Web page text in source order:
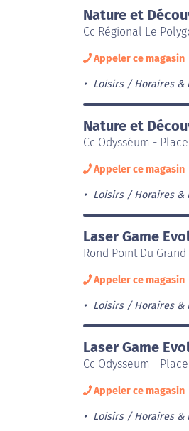
Nature et
Cc Régional Le
Appeler ce magasin
Loisirs Horaires &
Nature et
Cc Odysséum -
Appeler ce magasin
Loisirs Horaires &
Laser Game
Rond Point Du
Appeler ce magasin
Loisirs Horaires &
Laser Game
Cc Odysseum -
Appeler ce magasin
Loisirs Horaires &